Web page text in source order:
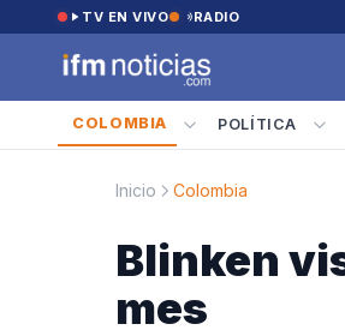
Saltar al contenido
TV EN VIVO RADIO
COLOMBIA POLÍTICA
Inicio Colombia
Blinken
mes